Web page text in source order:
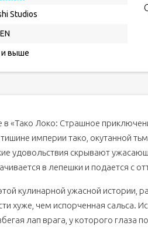
Studios
и выше
в «Тако Локо: Страшное
империи тако, окутанной
удовольствия скрывают
в лепешки и подается с
кулинарной ужасной истории,
хуже, чем испорченная сальса.
лап врага, у которого глаза